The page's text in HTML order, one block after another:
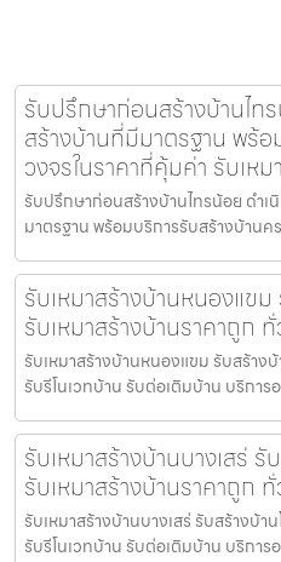
รับปรึกษาก่อนสร้างบ้านไท
สร้างบ้านที่มีมาตรฐาน พร้
วงจรในราคาที่คุ้มค่า รับเห
รับปรึกษาก่อนสร้างบ้านไทรน้อย ดำเ
มาตรฐาน พร้อมบริการรับสร้างบ้านค
รับเหมาสร้างบ้านหนองแข
รับเหมาสร้างบ้านราคาถูก ทั่
รับเหมาสร้างบ้านหนองแขม รับสร้าง
รับรีโนเวทบ้าน รับต่อเติมบ้าน บริกา
รับเหมาสร้างบ้านบางเสร่
รับเหมาสร้างบ้านราคาถูก ทั่
รับเหมาสร้างบ้านบางเสร่ รับสร้างบ้า
รับรีโนเวทบ้าน รับต่อเติมบ้าน บริกา